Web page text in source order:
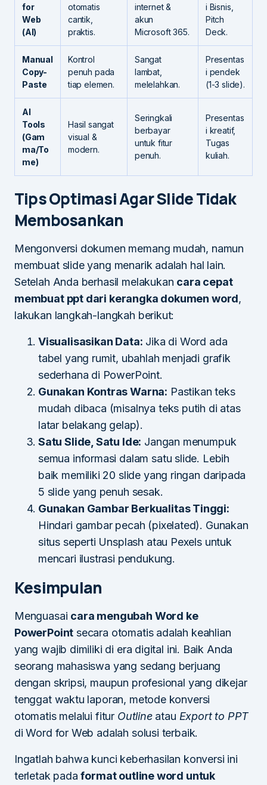
for
Web
(AI)
otomatis
cantik,
praktis.
internet &
akun
Microsoft 365.
i Bisnis,
Pitch
Deck.
Manual
Copy-
Paste
Kontrol
penuh pada
tiap elemen.
Sangat
lambat,
melelahkan.
Presentas
i pendek
(1-3 slide).
AI
Tools
(Gam
ma/To
me)
Hasil sangat
visual &
modern.
Seringkali
berbayar
untuk fitur
penuh.
Presentas
i kreatif,
Tugas
kuliah.
Tips Optimasi Agar Slide Tidak
Membosankan
Mengonversi dokumen memang mudah, namun
membuat slide yang menarik adalah hal lain.
Setelah Anda berhasil melakukan cara cepat
membuat ppt dari kerangka dokumen word,
lakukan langkah-langkah berikut:
Visualisasikan Data: Jika di Word ada
tabel yang rumit, ubahlah menjadi grafik
sederhana di PowerPoint.
Gunakan Kontras Warna: Pastikan teks
mudah dibaca (misalnya teks putih di atas
latar belakang gelap).
Satu Slide, Satu Ide: Jangan menumpuk
semua informasi dalam satu slide. Lebih
baik memiliki 20 slide yang ringan daripada
5 slide yang penuh sesak.
Gunakan Gambar Berkualitas Tinggi:
Hindari gambar pecah (pixelated). Gunakan
situs seperti Unsplash atau Pexels untuk
mencari ilustrasi pendukung.
Kesimpulan
Menguasai cara mengubah Word ke
PowerPoint secara otomatis adalah keahlian
yang wajib dimiliki di era digital ini. Baik Anda
seorang mahasiswa yang sedang berjuang
dengan skripsi, maupun profesional yang dikejar
tenggat waktu laporan, metode konversi
otomatis melalui fitur Outlineatau Export to PPT
di Word for Web adalah solusi terbaik.
Ingatlah bahwa kunci keberhasilan konversi ini
terletak padaformat outline word untuk